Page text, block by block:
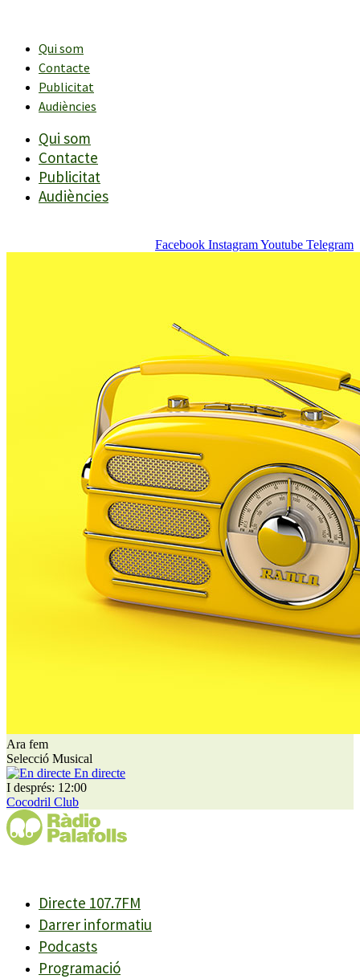
contingutQui som
Contacte
Publicitat
Audiències
Qui som
Contacte
Publicitat
Audiències
Facebook InstagramYoutube Telegram
Ara fem
Selecció Musical
En directe
I després: 12:00
Cocodril Club
Directe 107.7FM
Darrer informatiu
Podcasts
Programació